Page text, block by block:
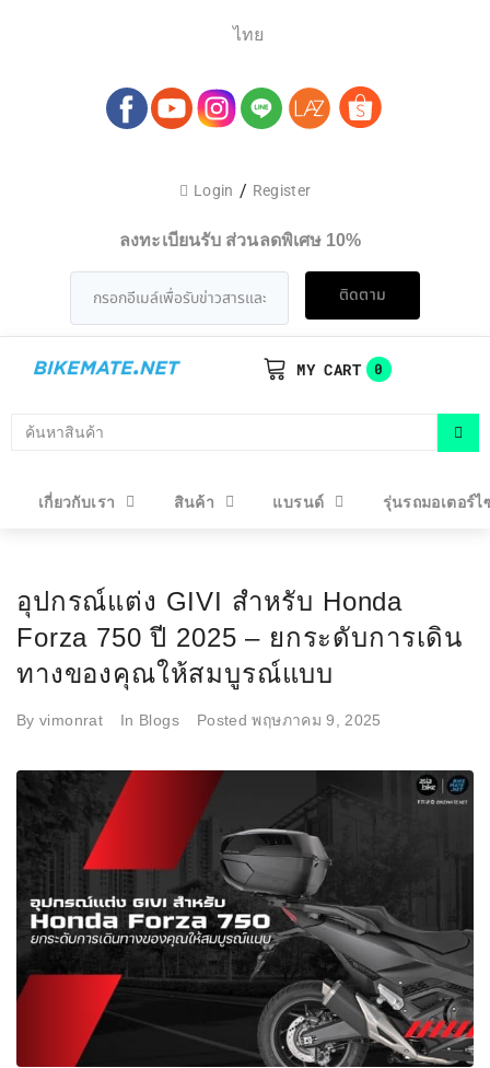
ไทย
ลงทะเบียนรับ ส่วนลดพิเศษ 10%
ติดตาม
Login / Register
เกี่ยวกับเรา สินค้า แบรนด์ รุ่นรถมอเตอร์ไ
MY CART 0
อุปกรณ์แต่ง GIVI สำหรับ Honda
Forza 750 ปี 2025 – ยกระดับการเดิน
ทางของคุณให้สมบูรณ์แบบ
Byvimonrat In Blogs Postedพฤษภาคม 9, 2025